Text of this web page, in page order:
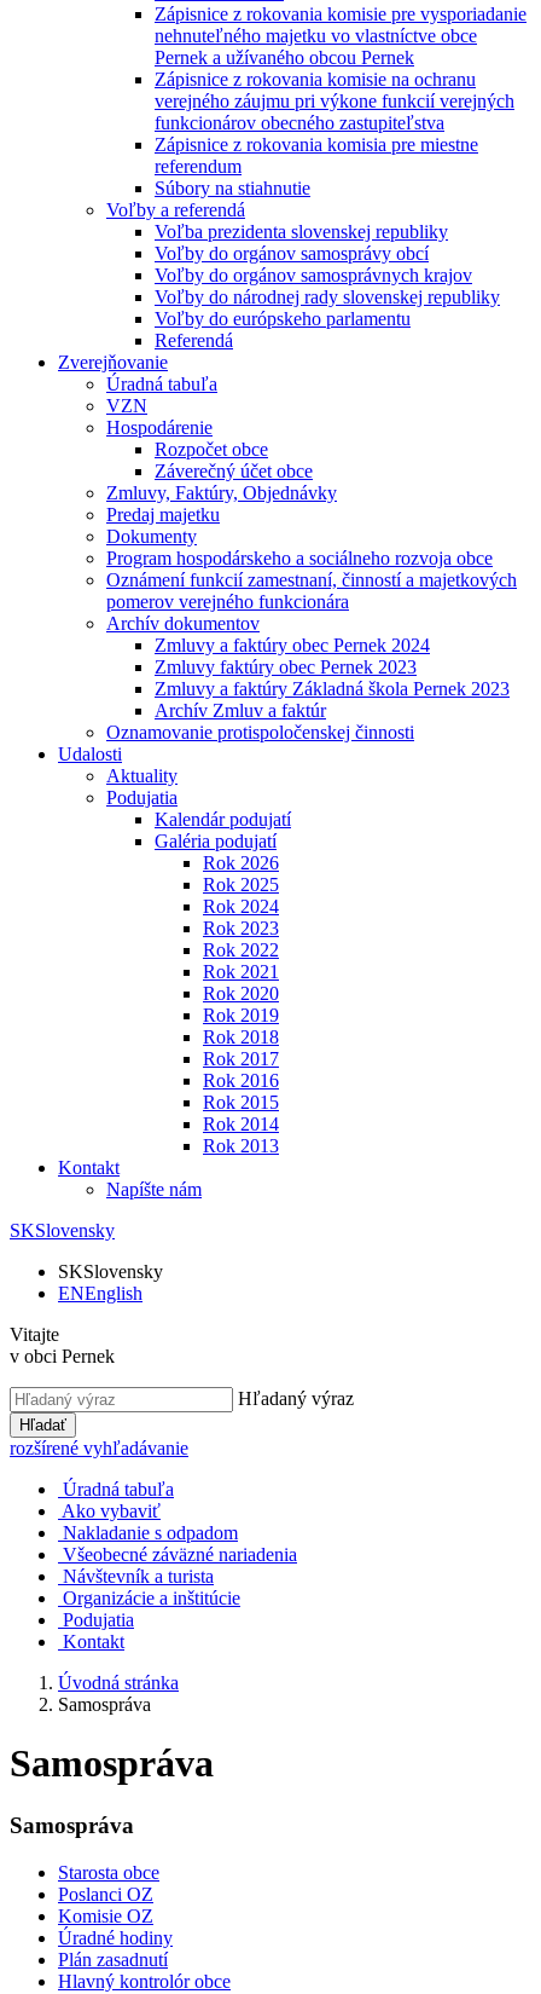
Zápisnice z rokovania komisie pre vysporiadanie
nehnuteľného majetku vo vlastníctve obce
Pernek a užívaného obcou Pernek
Zápisnice z rokovania komisie na ochranu
verejného záujmu pri výkone funkcií verejných
funkcionárov obecného zastupiteľstva
Zápisnice z rokovania komisia pre miestne
referendum
Súbory na stiahnutie
Voľby a referendá
Voľba prezidenta slovenskej republiky
Voľby do orgánov samosprávy obcí
Voľby do orgánov samosprávnych krajov
Voľby do národnej rady slovenskej republiky
Voľby do európskeho parlamentu
Referendá
Zverejňovanie
Úradná tabuľa
VZN
Hospodárenie
Rozpočet obce
Záverečný účet obce
Zmluvy, Faktúry, Objednávky
Predaj majetku
Dokumenty
Program hospodárskeho a sociálneho rozvoja obce
Oznámení funkcií zamestnaní, činností a majetkových
pomerov verejného funkcionára
Archív dokumentov
Zmluvy a faktúry obec Pernek 2024
Zmluvy faktúry obec Pernek 2023
Zmluvy a faktúry Základná škola Pernek 2023
Archív Zmluv a faktúr
Oznamovanie protispoločenskej činnosti
Udalosti
Aktuality
Podujatia
Kalendár podujatí
Galéria podujatí
Rok 2026
Rok 2025
Rok 2024
Rok 2023
Rok 2022
Rok 2021
Rok 2020
Rok 2019
Rok 2018
Rok 2017
Rok 2016
Rok 2015
Rok 2014
Rok 2013
Kontakt
Napíšte nám
SKSlovensky
SKSlovensky
ENEnglish
Vitajte
v obci Pernek
Hľadaný výraz
Hľadať
rozšírené vyhľadávanie
Úradná tabuľa
Ako vybaviť
Nakladanie s odpadom
Všeobecné záväzné nariadenia
Návštevník a turista
Organizácie a inštitúcie
Podujatia
Kontakt
Úvodná stránka
Samospráva
Samospráva
Samospráva
Starosta obce
Poslanci OZ
Komisie OZ
Úradné hodiny
Plán zasadnutí
Hlavný kontrolór obce